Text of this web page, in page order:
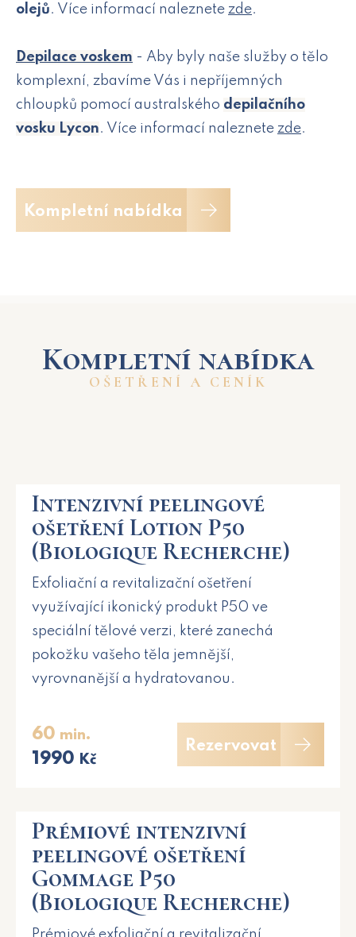
olejů. Více informací naleznete zde.
Depilace voskem - Aby byly naše služby o tělo
komplexní, zbavíme Vás i nepříjemných
chloupků pomocí australského depilačního
vosku Lycon. Více informací naleznete zde.
Kompletní nabídka
Kompletní nabídka
OŠETŘENÍ A CENÍK
Intenzivní peelingové
ošetření Lotion P50
(Biologique Recherche)
Exfoliační a revitalizační ošetření
využívající ikonický produkt P50 ve
speciální tělové verzi, které zanechá
pokožku vašeho těla jemnější,
vyrovnanější a hydratovanou.
60 min.
1990 Kč
Rezervovat
Prémiové intenzivní
peelingové ošetření
Gommage P50
(Biologique Recherche)